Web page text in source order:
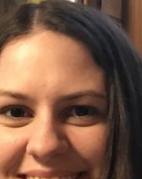
ARTISTS
PARTNERS
ANGEBOTE